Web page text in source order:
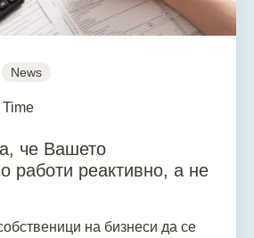
News
че Вашето
работи реактивно, а не
на бизнеси да се